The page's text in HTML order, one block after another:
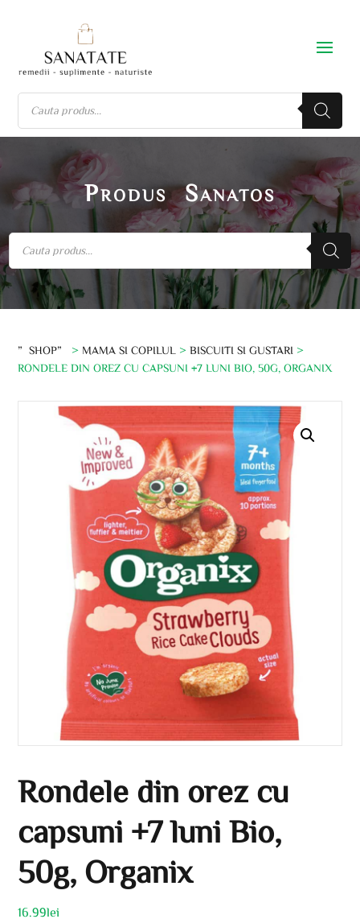
Produs Sanatos
”SHOP” > MAMA SI COPILUL >BISCUITI SI GUSTARI >
RONDELE DIN OREZ CU CAPSUNI +7 LUNI BIO, 50G, ORGANIX
Rondele din orez cu
capsuni +7 luni Bio,
50g, Organix
16.99lei